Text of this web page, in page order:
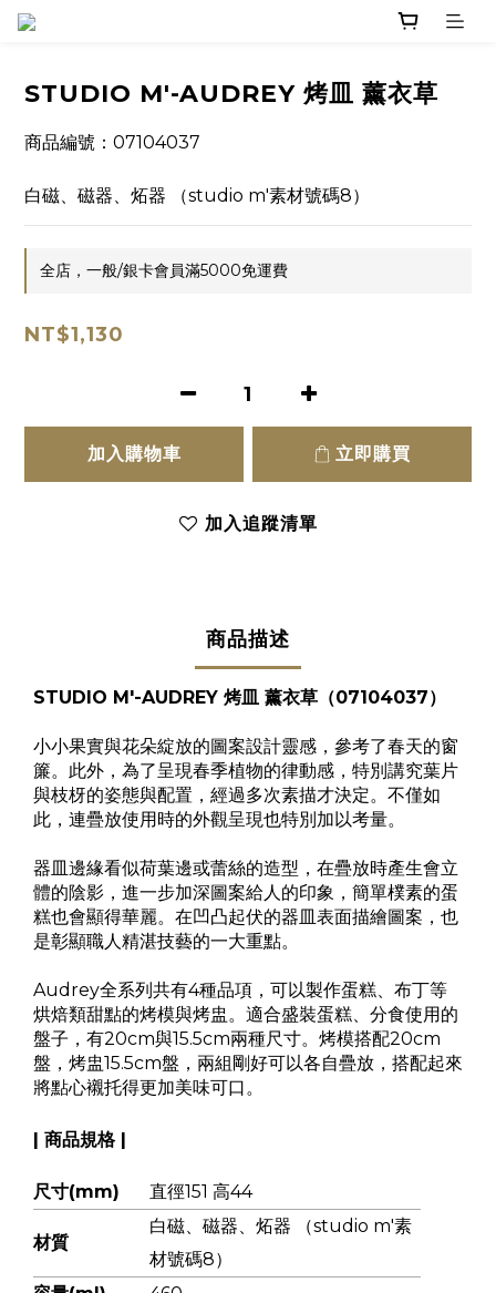
STUDIO M'-AUDREY 烤皿 薰衣草
商品編號：07104037
白磁、磁器、炻器 （studio m'素材號碼8）
全店，一般/銀卡會員滿5000免運費
NT$1,130
加入購物車 立即購買
加入追蹤清單
商品描述
STUDIO M'-AUDREY 烤皿 薰衣草（07104037）
小小果實與花朵綻放的圖案設計靈感，參考了春天的窗
簾。此外，為了呈現春季植物的律動感，特別講究葉片
與枝枒的姿態與配置，經過多次素描才決定。不僅如
此，連疊放使用時的外觀呈現也特別加以考量。
器皿邊緣看似荷葉邊或蕾絲的造型，在疊放時產生會立
體的陰影，進一步加深圖案給人的印象，簡單樸素的蛋
糕也會顯得華麗。在凹凸起伏的器皿表面描繪圖案，也
是彰顯職人精湛技藝的一大重點。
Audrey全系列共有4種品項，可以製作蛋糕、布丁等
烘焙類甜點的烤模與烤盅。適合盛裝蛋糕、分食使用的
盤子，有20cm與15.5cm兩種尺寸。烤模搭配20cm
盤，烤盅15.5cm盤，兩組剛好可以各自疊放，搭配起來
將點心襯托得更加美味可口。
| 商品規格 |
尺寸(mm) 直徑151 高44
材質
白磁、磁器、炻器 （studio m'素
材號碼8）